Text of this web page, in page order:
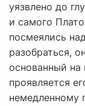
уязвлено до
и самого
посмеялись
разобраться,
основанный на
проявляется
немедленному